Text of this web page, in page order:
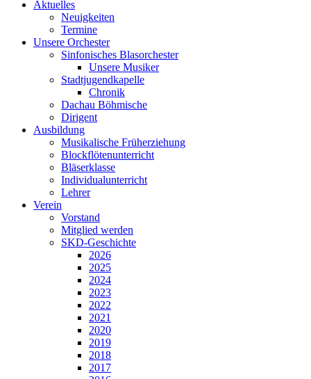
Aktuelles
Neuigkeiten
Termine
Unsere Orchester
Sinfonisches Blasorchester
Unsere Musiker
Stadtjugendkapelle
Chronik
Dachau Böhmische
Dirigent
Ausbildung
Musikalische Früherziehung
Blockflötenunterricht
Bläserklasse
Individual­unterricht
Lehrer
Verein
Vorstand
Mitglied werden
SKD-Geschichte
2026
2025
2024
2023
2022
2021
2020
2019
2018
2017